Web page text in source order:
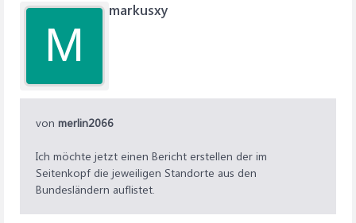
M
markusxy
von merlin2066
Ich möchte jetzt einen Bericht erstellen der im
Seitenkopf die jeweiligen Standorte aus den
Bundesländern auflistet.